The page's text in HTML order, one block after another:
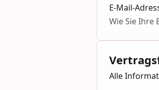
E-Mail-
Wie Sie Ihre
Alle